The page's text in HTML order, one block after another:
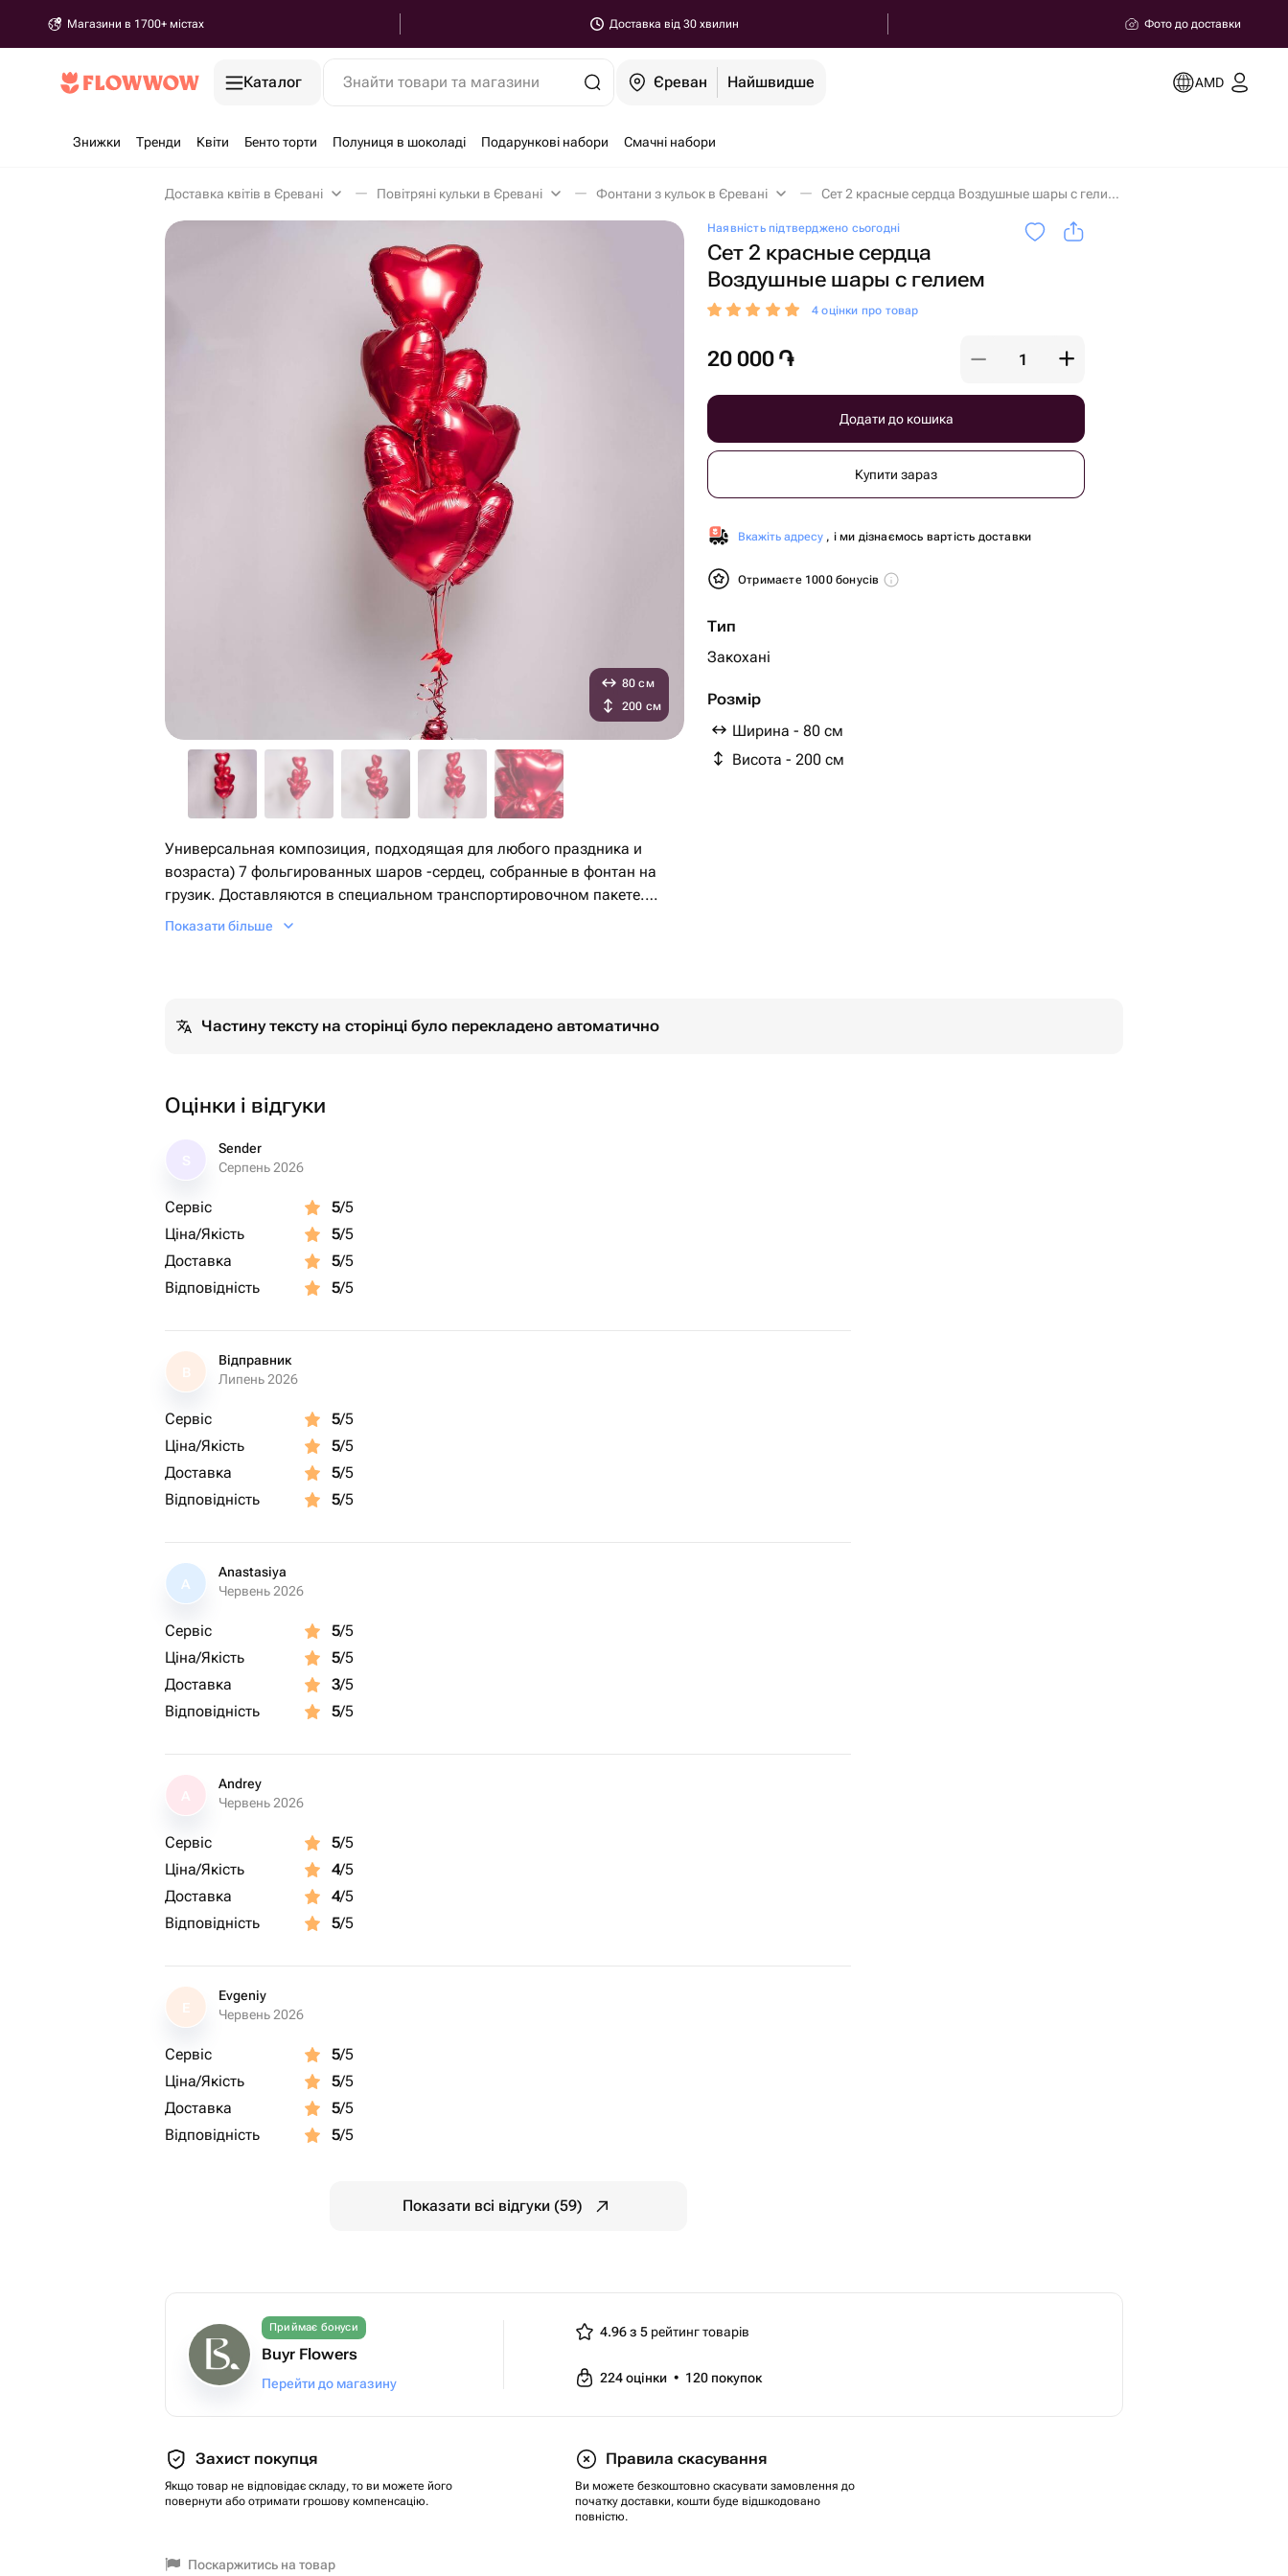
Магазини в 1700+ містах Доставка від 30 хвилин Фото до доставки
Каталог Знайти товари та магазини Єреван Найшвидше AMD
Знижки Тренди Квіти Бенто торти Полуниця в шоколаді Подарункові набори Смачні набори
Доставка квітів в Єревані Повітряні кульки в Єревані Фонтани з кульок в Єревані Сет 2 красные сердца Воздушные шары с гелием в Єревані
Наявність підтверджено сьогодні
Сет 2 красные сердца
Воздушные шары с гелием
4 оцінки про товар
20 000 ֏
Додати до кошика
Купити зараз
Вкажіть адресу , і ми дізнаємось вартість доставки
Отримаєте 1000 бонусів
Тип
Закохані
Розмір
Ширина - 80 см
Висота - 200 см
80 см
200 см
Универсальная композиция, подходящая для любого праздника и
возраста) 7 фольгированных шаров -сердец, собранные в фонтан на
грузик. Доставляются в специальном транспортировочном пакете.
Комплектация: 7 красных фольгированных сердец
Показати більше
Частину тексту на сторінці було перекладено автоматично
Оцінки і відгуки
Sender
Серпень 2026
Сервіс 5/5
Ціна/Якість
5/5
Доставка
5/5
Відповідність
5/5
В
Відправник
Липень 2026
Сервіс 5/5
Ціна/Якість
5/5
Доставка
5/5
Відповідність
5/5
A
Anastasiya
Червень 2026
Сервіс 5/5
Ціна/Якість
5/5
Доставка
3/5
Відповідність
5/5
Andrey
Червень 2026
Сервіс 5/5
Ціна/Якість
4/5
Доставка
4/5
Відповідність
5/5
E
Evgeniy
Червень 2026
Сервіс 5/5
Ціна/Якість
5/5
Доставка
5/5
Відповідність
5/5
Показати всі відгуки (59)
Приймає бонуси
Buyr Flowers
Перейти до магазину
4.96 з 5 рейтинг товарів
224оцінки • 120 покупок
Захист покупця
Якщо товар не відповідає складу, то ви можете його
повернути або отримати грошову компенсацію.
Правила скасування
Ви можете безкоштовно скасувати замовлення до
початку доставки, кошти буде відшкодовано
повністю.
Поскаржитись на товар